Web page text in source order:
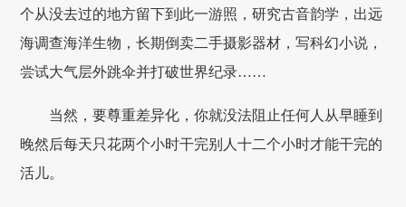
个从没去过的地方留下到此一游照，研究古音韵学，出远
海调查海洋生物，长期倒卖二手摄影器材，写科幻小说，
尝试大气层外跳伞并打破世界纪录……
当然，要尊重差异化，你就没法阻止任何人从早睡到
晚然后每天只花两个小时干完别人十二个小时才能干完的
活儿。